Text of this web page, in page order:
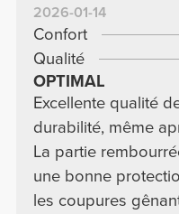
2026-01-14
Confort
Qualité
OPTIMAL
Excellente qualité
durabilité, même
La partie
une bonne
les coupures